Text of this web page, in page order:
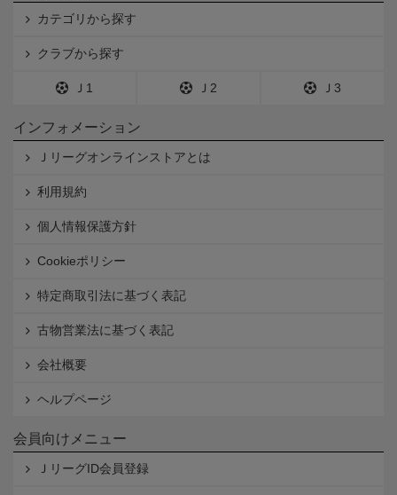
カテゴリから探す
クラブから探す
Ｊ1 Ｊ2 Ｊ3
インフォメーション
Ｊリーグオンラインストアとは
利用規約
個人情報保護方針
Cookieポリシー
特定商取引法に基づく表記
古物営業法に基づく表記
会社概要
ヘルプページ
会員向けメニュー
ＪリーグID会員登録